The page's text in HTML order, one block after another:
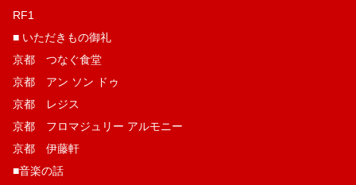
RF1
■ いただきもの御礼
京都 つなぐ食堂
京都 アン ソン ドゥ
京都 レジス
京都 フロマジュリー アルモニー
京都 伊藤軒
■音楽の話